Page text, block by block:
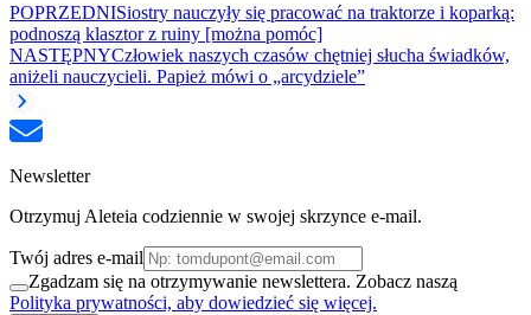
POPRZEDNISiostry nauczyły się pracować na traktorze i koparką:
podnoszą klasztor z ruiny [można pomóc]
NASTĘPNYCzłowiek naszych czasów chętniej słucha świadków,
aniżeli nauczycieli. Papież mówi o „arcydziele”
Newsletter
Otrzymuj Aleteia codziennie w swojej skrzynce e-mail.
Twój adres e-mail
Zgadzam się na otrzymywanie newslettera. Zobacz naszą
Polityka prywatności, aby dowiedzieć się więcej.